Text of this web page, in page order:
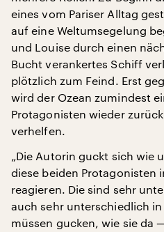
eines vom Pariser Alltag
auf eine Weltumsegelung
und Louise durch einen
Bucht verankertes Schiff
plötzlich zum Feind. Erst
wird der Ozean zumindest
Protagonisten wieder
verhelfen.
„Die Autorin guckt sich wie
diese beiden Protagonisten
reagieren. Die sind sehr
auch sehr unterschiedlich
müssen gucken, wie sie da